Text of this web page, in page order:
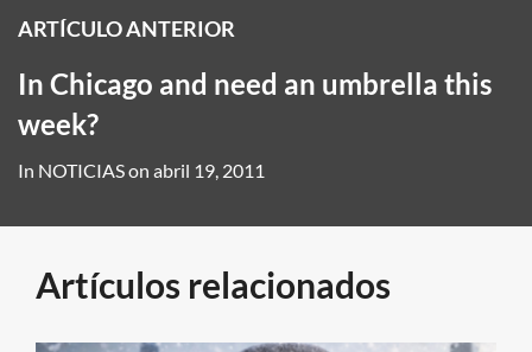
ARTÍCULO ANTERIOR
In Chicago and need an umbrella this
week?
In NOTICIASon abril 19, 2011
Artículos relacionados